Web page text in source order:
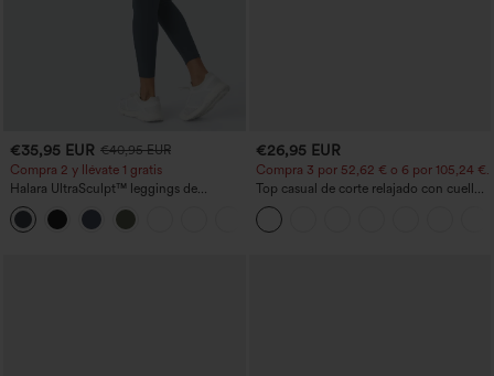
€35,95 EUR €40,95 EUR
Compra 2 y llévate 1 gratis
Halara UltraSculpt™ leggings de
entrenamiento moldeadores de talle alto
con fruncido trasero que realza los
glúteos, control de abdomen y bolsillos
€26,95 EUR
Compra 3 por 52,62 € o 6 por 105,24 €.
Top casual de corte relajado con cuello
redondo y mangas murciélago.